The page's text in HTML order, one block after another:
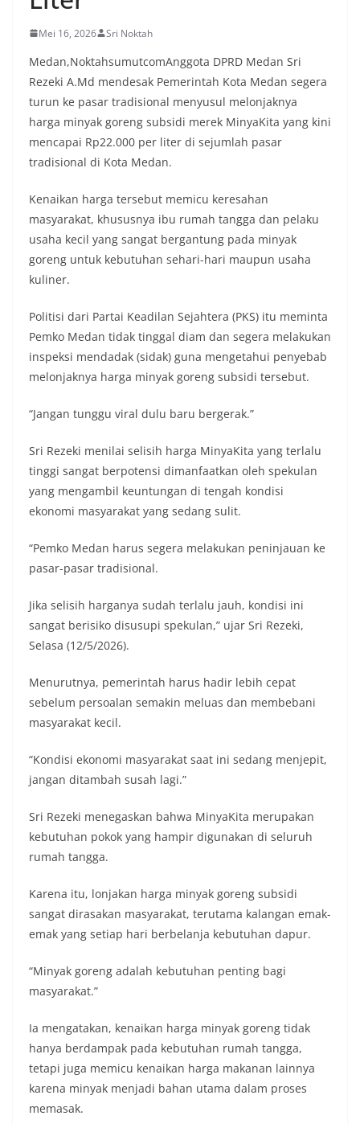
masing secara penuh. Ini adalah bentuk
perjuangan para pahlawan yang telah merebut
kemerdekaan,” ujar Aiptu Muliyadi Suraukur saat
berdialog dengan warga.‎‎Ia juga menambahkan
agar warga memperhatikan kondisi bendera yang
akan dikibarkan, memastikan bendera dalam
keadaan bersih, tidak sobek, dan layak untuk
dikibarkan sebagai simbol kehormatan
negara.‎‎‎Selain menyampaikan imbauan terkait
bendera, kegiatan sambang DDS ini juga
warning) guna mengantisipasi potensi gangguan
keamanan dan ketertiban masyarakat
(Kamtibmas) di lingkungan tempat tinggal warga.
Melalui interaksi langsung tersebut,
Bhabinkamtibmas dapat menghimpun informasi
kondusivitas wilayah, khususnya menjelang
perayaan HUT Kemerdekaan RI yang biasanya
diwarnai dengan berbagai kegiatan dan
keramaian warga.‎‎Dengan adanya deteksi dini ini,
diharapkan potensi gangguan keamanan dapat
Kelurahan Sunggal tetap terjaga aman, tertib,
dan kondusif hingga puncak perayaan HUT
Polri dengan Masyarakat‎Kegiatan sambang Door
to Door System ini merupakan salah satu bentuk
implementasi program Polri Presisi yang
mengedepankan kehadiran dan kedekatan
personel Kepolisian dengan masyarakat. Melalui
hanya berperan sebagai penyampai informasi
dan imbauan, tetapi juga sebagai mitra
secara bersama-sama.‎‎Kehadiran
Bhabinkamtibmas di tengah-tengah warga
diharapkan dapat semakin mempererat
hubungan kemitraan antara Polri dan
kolektif warga akan pentingnya menjaga
keamanan, ketertiban, dan kekompakan
lingkungan, khususnya dalam menyambut
momentum bersejarah HUT Kemerdekaan
rencananya akan terus dilaksanakan secara rutin
oleh Bhabinkamtibmas di wilayah Kelurahan
situasi Kamtibmas yang aman dan kondusif,
sekaligus menumbuhkan semangat nasionalisme
warga dalam menyambut Hari Kemerdekaan RI.
Bhabinkamtibmas Polsek Medan Sunggal
Pemasangan Bendera Merah Putih Jelang HUT
Kemerdekaan RI‎‎Medan, 5 Agustus 2026 — Dalam
rangka menyambut Hari Ulang Tahun
Kemerdekaan Republik Indonesia yang ke-81,
Muliyadi Suraukur, melaksanakan kegiatan
sambang Door to Door System (DDS) kepada
tersebut berlangsung sejak pukul 09.00 WIB
hingga selesai, menyasar rumah-rumah warga di
beberapa lingkungan yang ada di kelurahan
tersebut.‎Sambang Langsung ke Rumah
Warga‎Dalam kegiatan ini, Aiptu Muliyadi
Suraukur mendatangi warga secara langsung dari
Mei 16, 2026 Sri Noktah
Medan,NoktahsumutcomAnggota DPRD Medan Sri
Rezeki A.Md mendesak Pemerintah Kota Medan segera
turun ke pasar tradisional menyusul melonjaknya
harga minyak goreng subsidi merek MinyaKita yang kini
mencapai Rp22.000 per liter di sejumlah pasar
tradisional di Kota Medan.
Kenaikan harga tersebut memicu keresahan
masyarakat, khususnya ibu rumah tangga dan pelaku
usaha kecil yang sangat bergantung pada minyak
goreng untuk kebutuhan sehari-hari maupun usaha
kuliner.
Politisi dari Partai Keadilan Sejahtera (PKS) itu meminta
Pemko Medan tidak tinggal diam dan segera melakukan
inspeksi mendadak (sidak) guna mengetahui penyebab
melonjaknya harga minyak goreng subsidi tersebut.
“Jangan tunggu viral dulu baru bergerak.”
Sri Rezeki menilai selisih harga MinyaKita yang terlalu
tinggi sangat berpotensi dimanfaatkan oleh spekulan
yang mengambil keuntungan di tengah kondisi
ekonomi masyarakat yang sedang sulit.
“Pemko Medan harus segera melakukan peninjauan ke
pasar-pasar tradisional.
Jika selisih harganya sudah terlalu jauh, kondisi ini
sangat berisiko disusupi spekulan,” ujar Sri Rezeki,
Selasa (12/5/2026).
Menurutnya, pemerintah harus hadir lebih cepat
sebelum persoalan semakin meluas dan membebani
masyarakat kecil.
“Kondisi ekonomi masyarakat saat ini sedang menjepit,
jangan ditambah susah lagi.”
Sri Rezeki menegaskan bahwa MinyaKita merupakan
kebutuhan pokok yang hampir digunakan di seluruh
rumah tangga.
Karena itu, lonjakan harga minyak goreng subsidi
sangat dirasakan masyarakat, terutama kalangan emak-
emak yang setiap hari berbelanja kebutuhan dapur.
“Minyak goreng adalah kebutuhan penting bagi
masyarakat.”
Ia mengatakan, kenaikan harga minyak goreng tidak
hanya berdampak pada kebutuhan rumah tangga,
tetapi juga memicu kenaikan harga makanan lainnya
karena minyak menjadi bahan utama dalam proses
memasak.